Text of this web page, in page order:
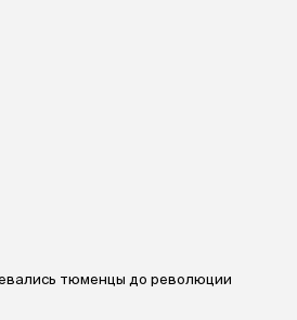
тюменцы до революции